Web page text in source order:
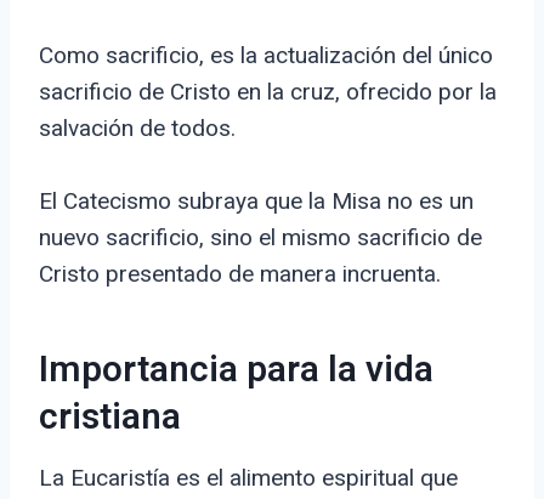
Como sacrificio, es la actualización del único
sacrificio de Cristo en la cruz, ofrecido por la
salvación de todos.
El Catecismo subraya que la Misa no es un
nuevo sacrificio, sino el mismo sacrificio de
Cristo presentado de manera incruenta.
Importancia para la vida
cristiana
La Eucaristía es el alimento espiritual que